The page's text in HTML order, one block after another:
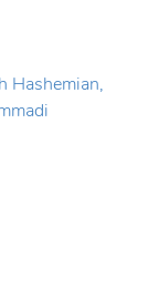
Hashemian,